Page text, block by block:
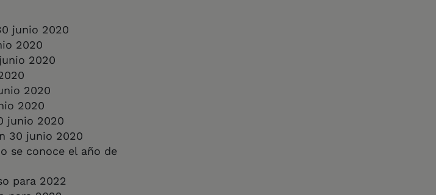
junio 2020
2020
2020
2020
2020
junio 2020
30 junio 2020
se conoce el año de
para 2022